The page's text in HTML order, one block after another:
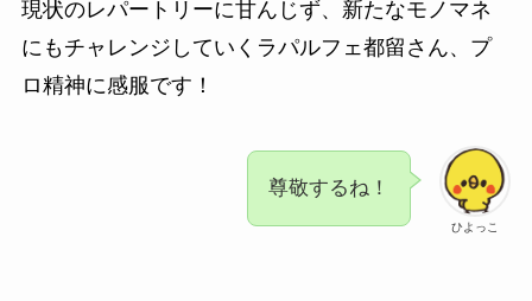
現状のレパートリーに甘んじず、新たなモノマネ
にもチャレンジしていくラパルフェ都留さん、プ
ロ精神に感服です！
ひよっこ
尊敬するね！